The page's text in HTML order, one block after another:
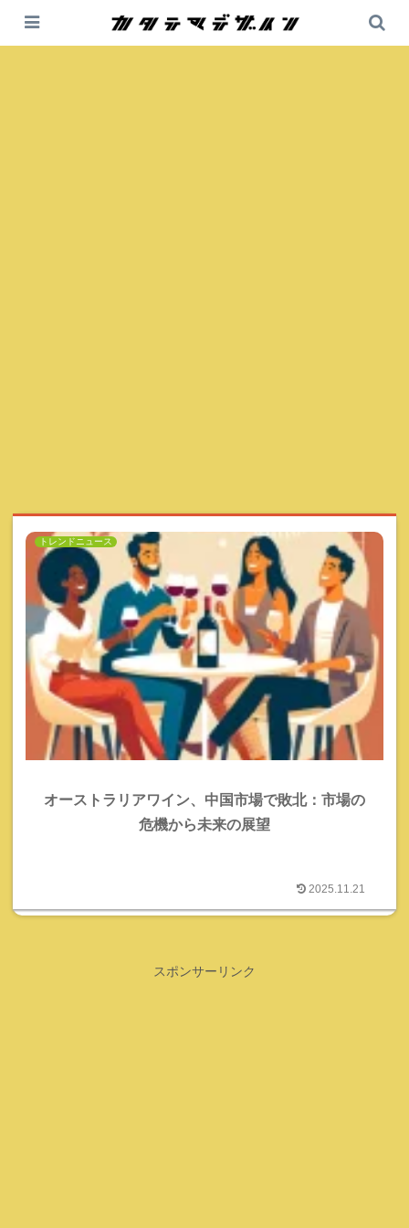
テロワール
トレンドニュース
オーストラリアワイン、中国市場で敗北：市場の
危機から未来の展望
2025.11.21
スポンサーリンク